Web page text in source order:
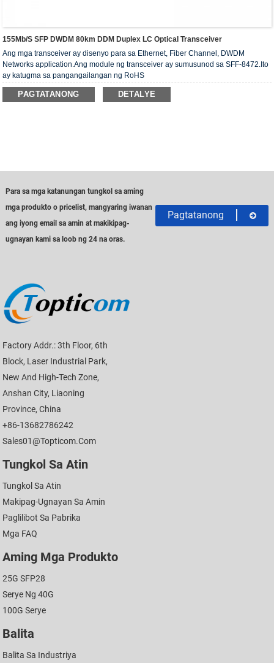
155Mb/s SFP DWDM 80km DDM Duplex LC Optical Transceiver
Ang mga transceiver ay disenyo para sa Ethernet, Fiber Channel, DWDM
Networks application.Ang module ng transceiver ay sumusunod sa SFF-8472.Ito
ay katugma sa pangangailangan ng RoHS
PAGTATANONG DETALYE
Para sa mga katanungan tungkol sa aming
mga produkto o pricelist, mangyaring iwanan
ang iyong email sa amin at makikipag-
ugnayan kami sa loob ng 24 na oras.
Pagtatanong
Factory Addr.: 3th Floor, 6th
Block, Laser Industrial Park,
New And High-Tech Zone,
Anshan City, Liaoning
Province, China
+86-13682786242
Sales01@topticom.com
Tungkol Sa Atin
Tungkol Sa Atin
Makipag-Ugnayan Sa Amin
Paglilibot Sa Pabrika
Mga FAQ
Aming Mga Produkto
25G SFP28
Serye Ng 40G
100G Serye
Balita
Balita Sa Industriya